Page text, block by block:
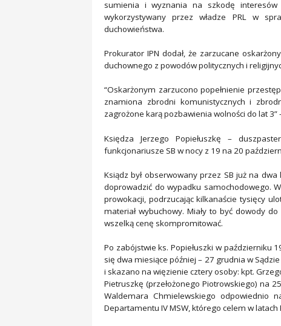
sumienia i wyznania na szkodę
wykorzystywany przez władze PRL w
duchowieństwa.
Prokurator IPN dodał, że zarzucane
duchownego z powodów politycznych i
“Oskarżonym zarzucono popełnienie
znamiona zbrodni komunistycznych i
zagrożone karą pozbawienia wolności do lat 3”
Księdza Jerzego Popiełuszkę –
funkcjonariusze SB w nocy z 19 na 20
Ksiądz był obserwowany przez SB już na
doprowadzić do wypadku samochodowego.
prowokacji, podrzucając kilkanaście tysięcy
materiał wybuchowy. Miały to być dowody
wszelką cenę skompromitować.
Po zabójstwie ks. Popiełuszki w październiku
się dwa miesiące później – 27 grudnia w
i skazano na więzienie cztery osoby: kpt.
Pietruszkę (przełożonego Piotrowskiego) na
Waldemara Chmielewskiego odpowiednio
Departamentu IV MSW, którego celem w latach